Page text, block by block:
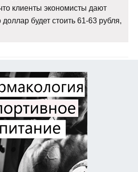
клиенты экономисты дают
доллар будет стоить 61-63 рубля,